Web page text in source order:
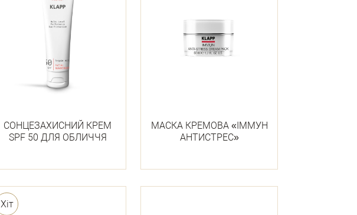
СОНЦЕЗАХИСНИЙ КРЕМ
SPF 50 ДЛЯ ОБЛИЧЧЯ
МАСКА КРЕМОВА «ІММУН
АНТИСТРЕС»
Хіт